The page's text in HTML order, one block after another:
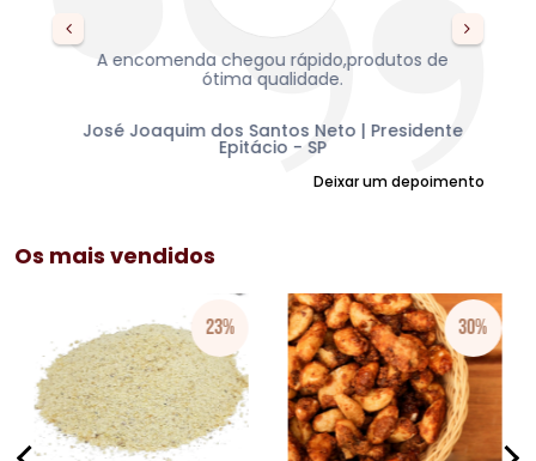
A encomenda chegou rápido,produtos de
ótima qualidade.
José Joaquim dos Santos Neto | Presidente
Epitácio - SP
Deixar um depoimento
Os mais vendidos
23% 30%